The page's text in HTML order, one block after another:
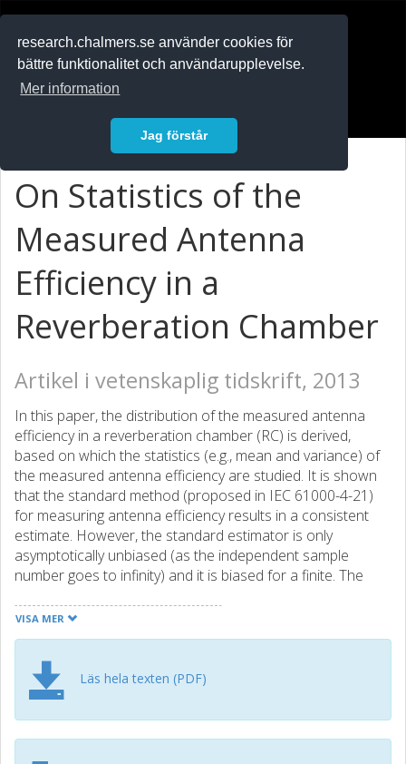
research.chalmers.se använder cookies för
bättre funktionalitet och användarupplevelse.
Mer information
Jag förstår
On Statistics of the
Measured Antenna
Efficiency in a
Reverberation Chamber
Artikel i vetenskaplig tidskrift, 2013
In this paper, the distribution of the measured antenna
efficiency in a reverberation chamber (RC) is derived,
based on which the statistics (e.g., mean and variance) of
the measured antenna efficiency are studied. It is shown
that the standard method (proposed in IEC 61000-4-21)
for measuring antenna efficiency results in a consistent
estimate. However, the standard estimator is only
asymptotically unbiased (as the independent sample
number goes to infinity) and it is biased for a finite. The
antenna efficiency estimator are verified by simulations as
well as RC measurements. In order to use the analytical
needs to estimate the independent sample number from
the measurement. This can be done based on a single
measurement. Thus, using the derived estimation statistics,
one can characterize the measurement performance of
VISA MER
Läs hela texten (PDF)